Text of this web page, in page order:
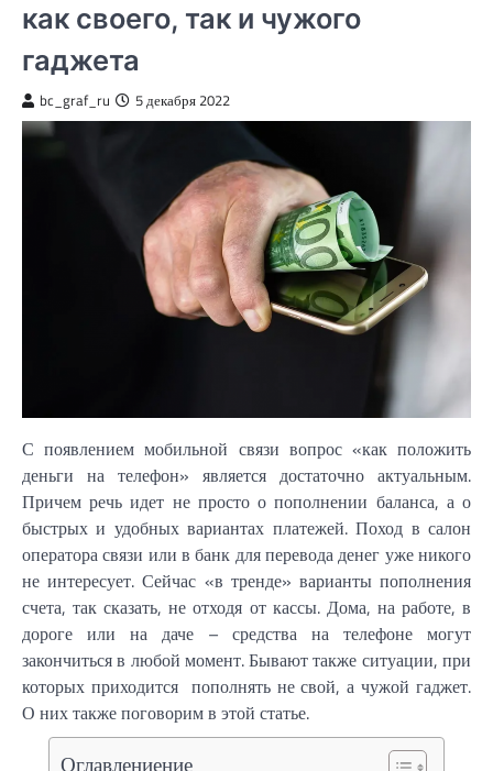
как своего, так и чужого
гаджета
bc_graf_ru 5 декабря 2022
С появлением мобильной связи вопрос «как положить
деньги на телефон» является достаточно актуальным.
Причем речь идет не просто о пополнении баланса, а о
быстрых и удобных вариантах платежей. Поход в салон
оператора связи или в банк для перевода денег уже никого
не интересует. Сейчас «в тренде» варианты пополнения
счета, так сказать, не отходя от кассы. Дома, на работе, в
дороге или на даче – средства на телефоне могут
закончиться в любой момент. Бывают также ситуации, при
которых приходится пополнять не свой, а чужой гаджет.
О них также поговорим в этой статье.
Оглавлениение